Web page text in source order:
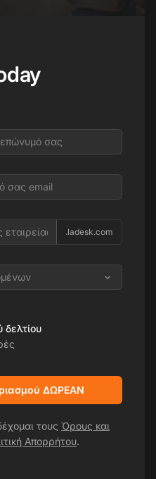
.ladesk.com
ΔΩΡΕΑΝ
τους Όρους και
Απορρήτου.